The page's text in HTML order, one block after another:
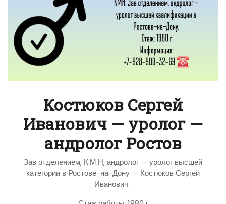
Костюков Сергей
Иванович — уролог —
андролог Ростов
Зав отделением, К.М.Н, андролог — уролог высшей
категории в Ростове-на-Дону — Костюков Сергей
Иванович.